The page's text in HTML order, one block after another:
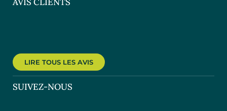
LIRE TOUS LES AVIS
SUIVEZ-NOUS